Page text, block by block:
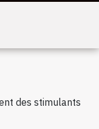
des stimulants